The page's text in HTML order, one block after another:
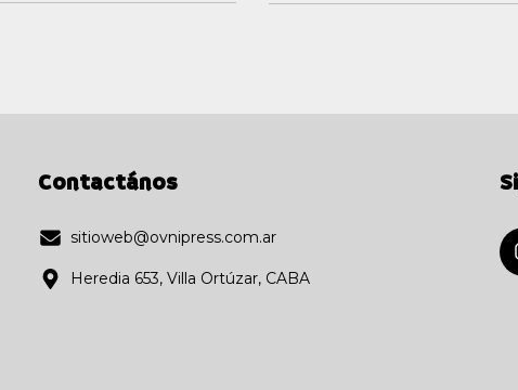
Contactános
sitioweb@ovnipress.com.ar
Heredia 653, Villa Ortúzar, CABA